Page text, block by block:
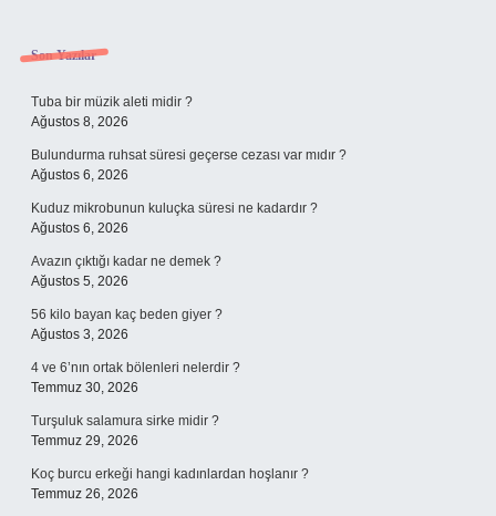
Sidebar
Son Yazılar
Tuba bir müzik aleti midir ?
Ağustos 8, 2026
Bulundurma ruhsat süresi geçerse cezası var mıdır ?
Ağustos 6, 2026
Kuduz mikrobunun kuluçka süresi ne kadardır ?
Ağustos 6, 2026
Avazın çıktığı kadar ne demek ?
Ağustos 5, 2026
56 kilo bayan kaç beden giyer ?
Ağustos 3, 2026
4 ve 6’nın ortak bölenleri nelerdir ?
Temmuz 30, 2026
Turşuluk salamura sirke midir ?
Temmuz 29, 2026
Koç burcu erkeği hangi kadınlardan hoşlanır ?
Temmuz 26, 2026